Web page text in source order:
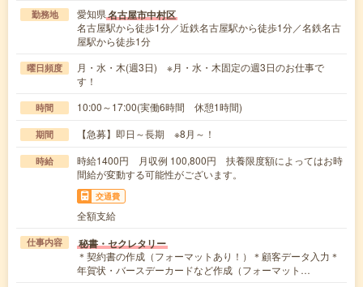
勤務地 愛知県名古屋市中村区
名古屋駅から徒歩1分／近鉄名古屋駅から徒歩1分／名鉄名古
屋駅から徒歩1分
曜日頻度
月・水・木(週3日) ※月・水・木固定の週3日のお仕事で
す！
時間 10:00～17:00(実働6時間 休憩1時間)
期間 【急募】即日～長期 ※8月～！
時給
時給1400円 月収例 100,800円 扶養限度額によってはお時
間給が変動する可能性がございます。
交通費
全額支給
仕事内容 秘書・セクレタリー
＊契約書の作成（フォーマットあり！）＊顧客データ入力＊
年賀状・バースデーカードなど作成（フォーマット…